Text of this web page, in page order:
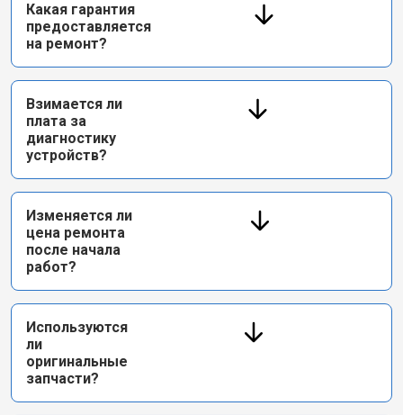
Какая гарантия
предоставляется
на ремонт?
Взимается ли
плата за
диагностику
устройств?
Изменяется ли
цена ремонта
после начала
работ?
Используются
ли
оригинальные
запчасти?